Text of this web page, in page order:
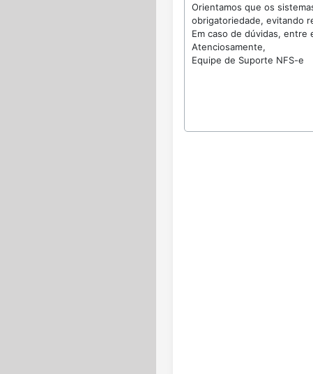
Orientamos que os
obrigatoriedade, evitando
Em caso de dúvidas,
Atenciosamente,
Equipe de Suporte NFS-e